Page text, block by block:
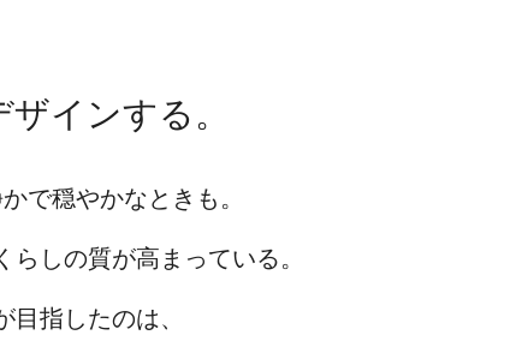
インする。
で穏やかなときも。
しの質が高まっている。
目指したのは、